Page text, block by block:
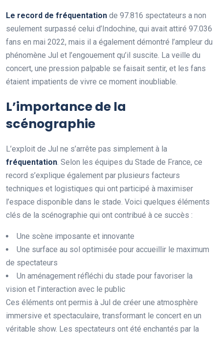
Le record de fréquentation de 97.816 spectateurs a non
seulement surpassé celui d’Indochine, qui avait attiré 97.036
fans en mai 2022, mais il a également démontré l’ampleur du
phénomène Jul et l’engouement qu’il suscite. La veille du
concert, une pression palpable se faisait sentir, et les fans
étaient impatients de vivre ce moment inoubliable.
L’importance de la
scénographie
L’exploit de Jul ne s’arrête pas simplement à la
fréquentation. Selon les équipes du Stade de France, ce
record s’explique également par plusieurs facteurs
techniques et logistiques qui ont participé à maximiser
l’espace disponible dans le stade. Voici quelques éléments
clés de la scénographie qui ont contribué à ce succès :
Une scène imposante et innovante
Une surface au sol optimisée pour accueillir le maximum
de spectateurs
Un aménagement réfléchi du stade pour favoriser la
vision et l’interaction avec le public
Ces éléments ont permis à Jul de créer une atmosphère
immersive et spectaculaire, transformant le concert en un
véritable show. Les spectateurs ont été enchantés par la